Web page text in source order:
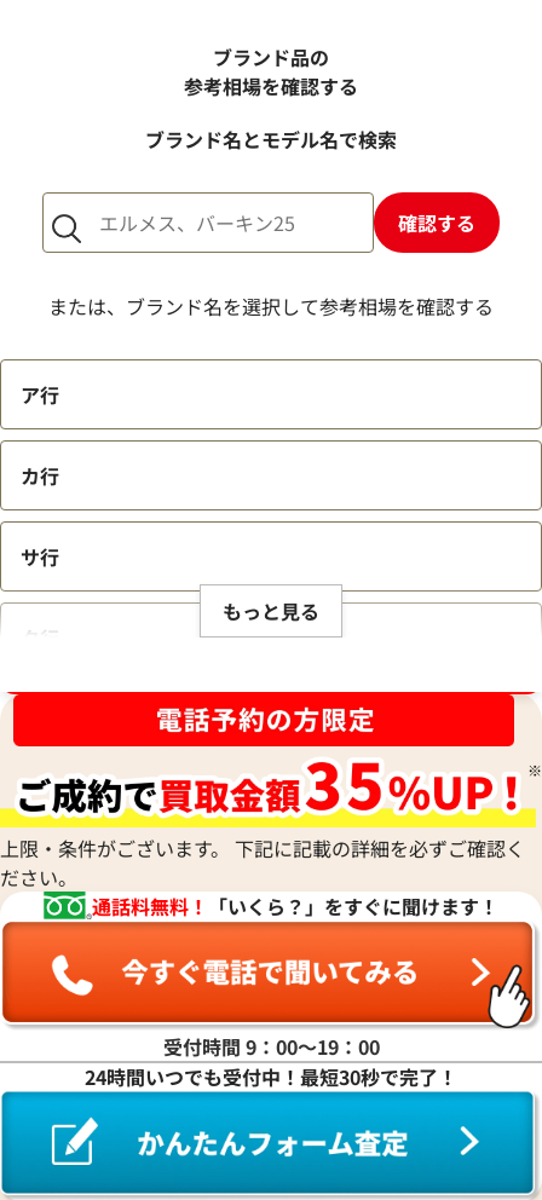
売却するか悩んでいるのですが、査定だけお願いできます
1点からでも査定できますか？
ブランド品の
参考相場を確認する
ブランド名とモデル名で検索
確認する
または、ブランド名を選択して参考相場を確認する
ア行
カ行
サ行
タ行
ハ行
マ行
ヤ行
ワ行
もっと見る
上限・条件がございます。 下記に記載の詳細を必ずご確認く
ださい。
通話料無料！
「いくら？」をすぐに聞けます！
受付時間 9：00〜19：00
24時間いつでも受付中！最短30秒で完了！